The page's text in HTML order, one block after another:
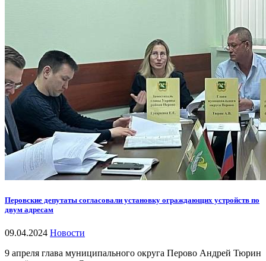
Перовские депутаты согласовали установку ограждающих устройств по
двум адресам
09.04.2024 Новости
9 апреля глава муниципального округа Перово Андрей Тюрин